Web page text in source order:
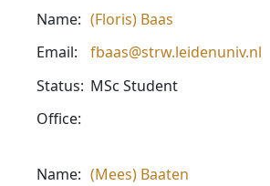
Name: (Floris) Baas
Email:
fbaas@strw.leidenuniv.nl
Status: MSc Student
Office:
Name: (Mees) Baaten